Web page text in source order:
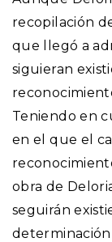
recopilación
que llegó a
siguieran
Teniendo en
en el que el
obra de
seguirán